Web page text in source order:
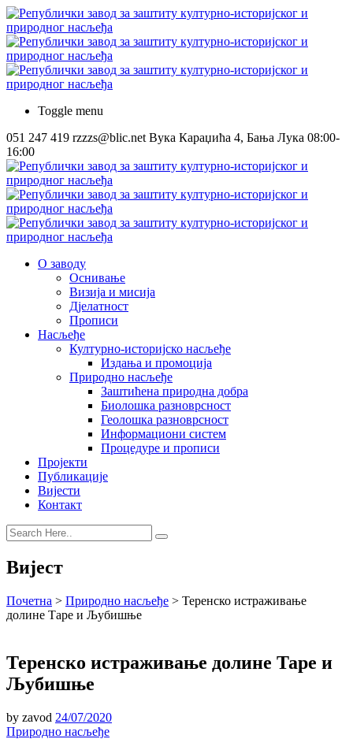
Toggle menu
051 247 419 rzzzs@blic.net Вука Караџића 4, Бања Лука 08:00-
16:00
О заводу
Оснивање
Визија и мисија
Дјелатност
Прописи
Насљеђе
Културно-историјско насљеђе
Издања и промоција
Природно насљеђе
Заштићена природна добра
Биолошка разноврсност
Геолошка разноврсност
Информациони систем
Процедуре и прописи
Пројекти
Публикације
Вијести
Контакт
Вијест
Почетна > Природно насљеђе > Теренско истраживање
долине Таре и Љубишње
Теренско истраживање долине Таре и
Љубишње
by zavod 24/07/2020
Природно насљеђе